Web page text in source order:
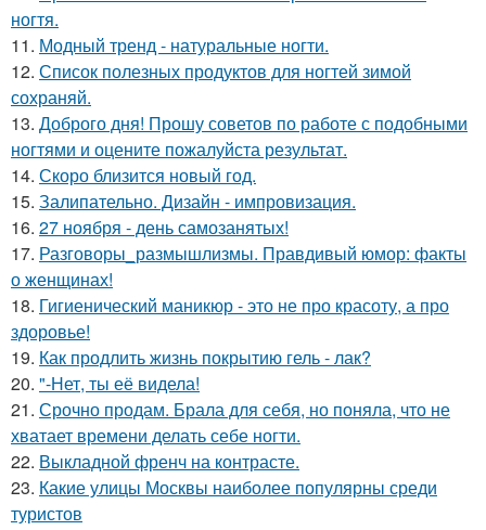
ногтя.
11. Модный тренд - натуральные ногти.
12. Список полезных продуктов для ногтей зимой
сохраняй.
13. Доброго дня! Прошу советов по работе с подобными
ногтями и оцените пожалуйста результат.
14. Скоро близится новый год.
15. Залипательно. Дизайн - импровизация.
16. 27 ноября - день самозанятых!
17. Разговоры_размышлизмы. Правдивый юмор: факты
о женщинах!
18. Гигиенический маникюр - это не про красоту, а про
здоровье!
19. Как продлить жизнь покрытию гель - лак?
20. "-Нет, ты её видела!
21. Срочно продам. Брала для себя, но поняла, что не
хватает времени делать себе ногти.
22. Выкладной френч на контрасте.
23. Какие улицы Москвы наиболее популярны среди
туристов